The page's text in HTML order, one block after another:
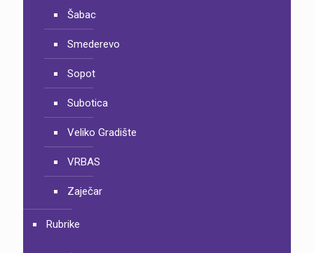
Šabac
Smederevo
Sopot
Subotica
Veliko Gradište
VRBAS
Zaječar
Rubrike